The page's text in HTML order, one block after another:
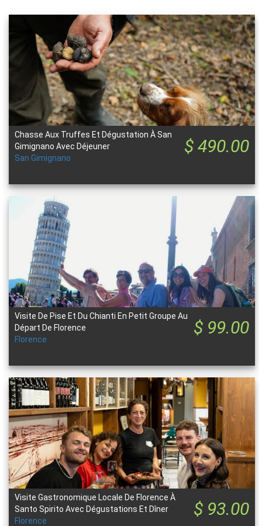
$ 490.00
Chasse Aux Truffes Et Dégustation À San
Gimignano Avec Déjeuner
San Gimignano
$ 99.00
Visite De Pise Et Du Chianti En Petit Groupe Au
Départ De Florence
Florence
$ 93.00
Visite Gastronomique Locale De Florence À
Santo Spirito Avec Dégustations Et Dîner
Florence